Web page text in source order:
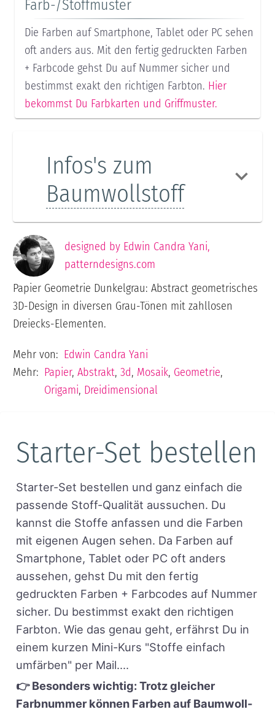
Farb-/Stoffmuster
Die Farben auf Smartphone, Tablet oder PC sehen
oft anders aus. Mit den fertig gedruckten Farben
+ Farbcode gehst Du auf Nummer sicher und
bestimmst exakt den richtigen Farbton. Hier
bekommst Du Farbkarten und Griffmuster.
Infos's zum
Baumwollstoff
designed by Edwin Candra Yani,
patterndesigns.com
Papier Geometrie Dunkelgrau: Abstract geometrisches
3D-Design in diversen Grau-Tönen mit zahllosen
Dreiecks-Elementen.
Mehr von: Edwin Candra Yani
Mehr: Papier,Abstrakt,3d, Mosaik, Geometrie,
Origami, Dreidimensional
Starter-Set bestellen
Starter-Set bestellen und ganz einfach die
passende Stoff-Qualität aussuchen. Du
kannst die Stoffe anfassen und die Farben
mit eigenen Augen sehen. Da Farben auf
Smartphone, Tablet oder PC oft anders
aussehen, gehst Du mit den fertig
gedruckten Farben + Farbcodes auf Nummer
sicher. Du bestimmst exakt den richtigen
Farbton. Wie das genau geht, erfährst Du in
einem kurzen Mini-Kurs "Stoffe einfach
umfärben" per Mail....
👉 Besonders wichtig: Trotz gleicher
Farbnummer können Farben auf Baumwoll-